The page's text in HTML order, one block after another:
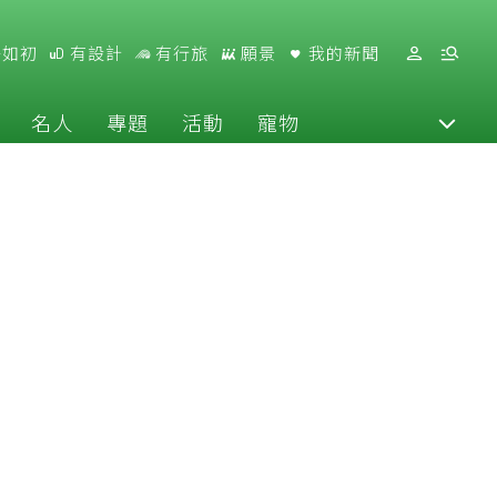
初 有設計 有行旅 願景 我的新聞
名人 專題 活動 寵物